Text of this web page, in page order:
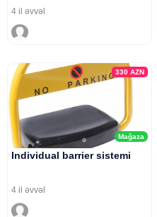
4 il əvvəl
Mağaza
330AZN
Individual barrier sistemi
4 il əvvəl